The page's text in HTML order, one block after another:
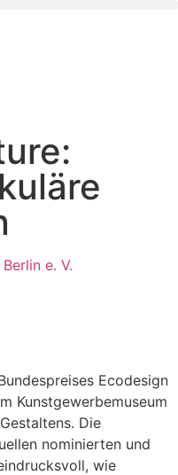
e. V.
Ecodesign
Kunstgewerbemuseum
Die
nominierten und
wie